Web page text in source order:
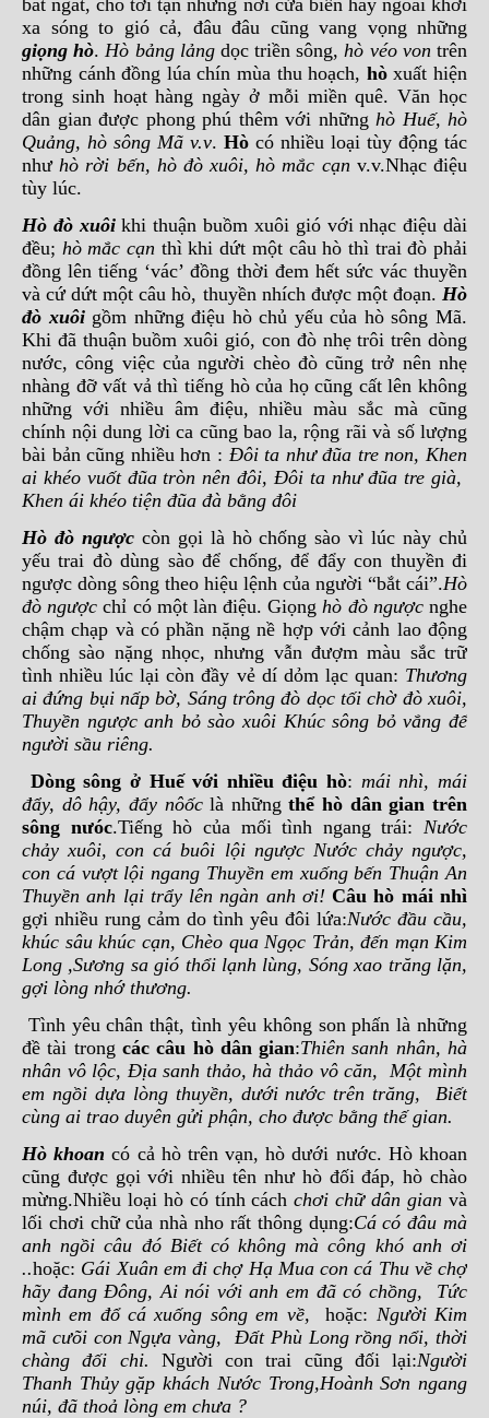
bát ngát, cho tới tận những nơi cửa biển hay ngoài khơi
xa sóng to gió cả, đâu đâu cũng vang vọng những
giọng hò.Hò bảng lảngdọc triền sông,hò véo von trên
những cánh đồng lúa chín mùa thu hoạch, hòxuất hiện
trong sinh hoạt hàng ngày ở mỗi miền quê. Văn học
dân gian được phong phú thêm với những hò Huế, hò
Quảng, hò sông Mã v.v. Hò có nhiều loại tùy động tác
nhưhò rời bến, hò đò xuôi, hò mắc cạn v.v.Nhạc điệu
tùy lúc.
Hò đò xuôikhi thuận buồm xuôi gió với nhạc điệu dài
đều; hò mắc cạn thì khi dứt một câu hò thì trai đò phải
đồng lên tiếng ‘vác’ đồng thời đem hết sức vác thuyền
và cứ dứt một câu hò, thuyền nhích được một đoạn. Hò
đò xuôigồm những điệu hò chủ yếu của hò sông Mã.
Khi đã thuận buồm xuôi gió, con đò nhẹ trôi trên dòng
nước, công việc của người chèo đò cũng trở nên nhẹ
nhàng đỡ vất vả thì tiếng hò của họ cũng cất lên không
những với nhiều âm điệu, nhiều màu sắc mà cũng
chính nội dung lời ca cũng bao la, rộng rãi và số lượng
bài bản cũng nhiều hơn : Đôi ta như đũa tre non, Khen
ai khéo vuốt đũa tròn nên đôi, Đôi ta như đũa tre già,
Khen ái khéo tiện đũa đà bằng đôi
Hò đò ngược còn gọi là hò chống sào vì lúc này chủ
yếu trai đò dùng sào để chống, để đẩy con thuyền đi
ngược dòng sông theo hiệu lệnh của người “bắt cái”.Hò
đò ngược chỉ có một làn điệu. Giọnghò đò ngượcnghe
chậm chạp và có phần nặng nề hợp với cảnh lao động
chống sào nặng nhọc, nhưng vẫn đượm màu sắc trữ
tình nhiều lúc lại còn đầy vẻ dí dỏm lạc quan: Thương
ai đứng bụi nấp bờ, Sáng trông đò dọc tối chờ đò xuôi,
Thuyền ngược anh bỏ sào xuôi Khúc sông bỏ vắng để
người sầu riêng.
Dòng sông ở Huế với nhiều điệu hò: mái nhì, mái
đẩy, dô hậy, đẩy nôốclà nhữngthể hò dân gian trên
sông nưóc.Tiếng hò của mối tình ngang trái: Nước
chảy xuôi, con cá buôi lội ngược Nước chảy ngược,
con cá vượt lội ngang Thuyền em xuống bến Thuận An
Thuyền anh lại trẩy lên ngàn anh ơi! Câu hò mái nhì
gợi nhiều rung cảm do tình yêu đôi lứa:Nước đầu cầu,
khúc sâu khúc cạn, Chèo qua Ngọc Trản, đến mạn Kim
Long ,Sương sa gió thổi lạnh lùng, Sóng xao trăng lặn,
gợi lòng nhớ thương.
Tình yêu chân thật, tình yêu không son phấn là những
đề tài trong các câu hò dân gian:Thiên sanh nhân, hà
nhân vô lộc, Địa sanh thảo, hà thảo vô căn, Một mình
em ngồi dựa lòng thuyền, dưới nước trên trăng, Biết
cùng ai trao duyên gửi phận, cho được bằng thế gian.
Hò khoan có cả hò trên vạn, hò dưới nước. Hò khoan
cũng được gọi với nhiều tên như hò đối đáp, hò chào
mừng.Nhiều loại hò có tính cáchchơi chữ dân gianvà
lối chơi chữ của nhà nho rất thông dụng:Cá có đâu mà
anh ngồi câu đó Biết có không mà công khó anh ơi
..hoặc: Gái Xuân em đi chợ Hạ Mua con cá Thu về chợ
hãy đang Đông, Ai nói với anh em đã có chồng, Tức
mình em đổ cá xuống sông em về,hoặc: Người Kim
mã cưõi con Ngựa vàng, Đất Phù Long rồng nổi, thời
chàng đối chi. Người con trai cũng đối lại:Người
Thanh Thủy gặp khách Nước Trong,Hoành Sơn ngang
núi, đã thoả lòng em chưa ?